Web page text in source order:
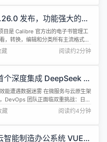
在告警引擎。比如把 Prometheus、
发布，功能强大的开
具
目是 Calibre 官方出的电子书管理工
，转换，编辑和分类所有主流格式的
是个跨平台软件，可以在 Linux、
上运行。 Calibre 7.26 现已正
新内容如下： 新功能 允许通过
藏 阅读约2分钟
个深度集成 DeepSeek 的
台
能遭遇数据迷雾 在微服务与云原生架
DevOps 团队正面临双重挑战：日均
行产生 TB 级数据，却难以转化为有
产环境复杂度指数级增长，人工巡检
Zadig 与 DeepSeek 的深度协同，
与「AI 环境巡检」两大核...
藏 阅读约4分钟
智能制造办公系统 VUE